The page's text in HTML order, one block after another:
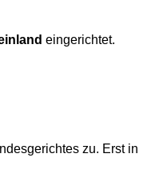
eingerichtet.
zu. Erst in